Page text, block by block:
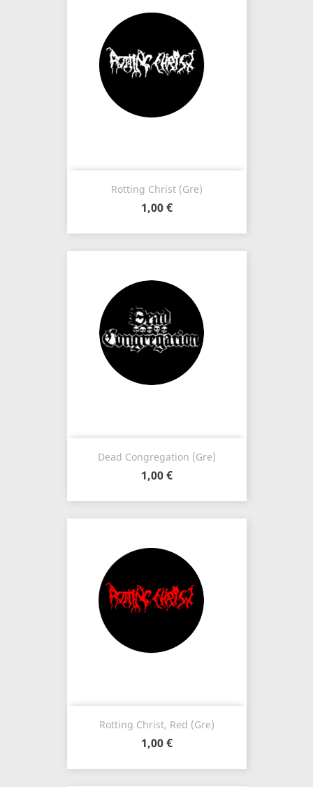
Rotting Christ (Gre)
1,00 €
Dead Congregation (Gre)
1,00 €
Rotting Christ, Red (Gre)
1,00 €